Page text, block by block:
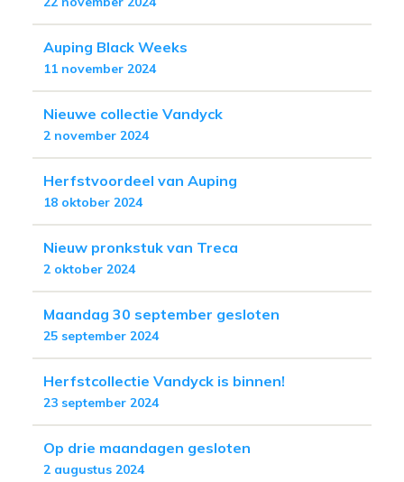
Auping Black Weeks
11 november 2024
Nieuwe collectie Vandyck
2 november 2024
Herfstvoordeel van Auping
18 oktober 2024
Nieuw pronkstuk van Treca
2 oktober 2024
Maandag 30 september gesloten
25 september 2024
Herfstcollectie Vandyck is binnen!
23 september 2024
Op drie maandagen gesloten
2 augustus 2024